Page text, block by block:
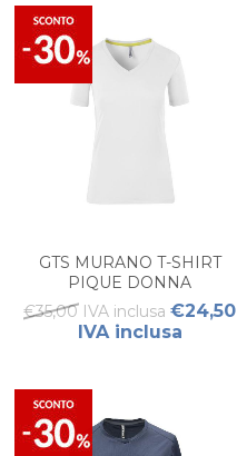
GTS MURANO T-SHIRT
PIQUE DONNA
€35,00 IVA inclusa €24,50
IVA inclusa